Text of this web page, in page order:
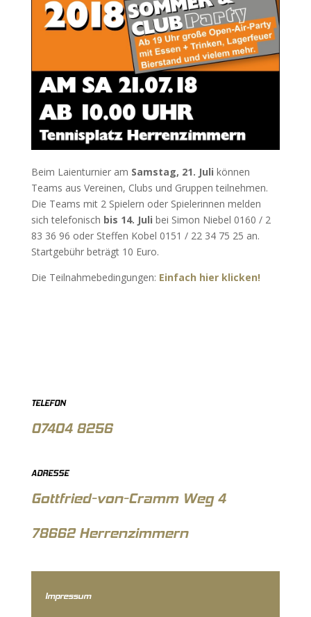
Beim Laienturnier am Samstag, 21. Juli können
Teams aus Vereinen, Clubs und Gruppen teilnehmen.
Die Teams mit 2 Spielern oder Spielerinnen melden
sich telefonisch bis 14. Juli bei Simon Niebel 0160 / 2
83 36 96 oder Steffen Kobel 0151 / 22 34 75 25 an.
Startgebühr beträgt 10 Euro.
Die Teilnahmebedingungen: Einfach hier klicken!
TELEFON
07404 8256
ADRESSE
Gottfried-von-Cramm Weg 4
78662 Herrenzimmern
Impressum